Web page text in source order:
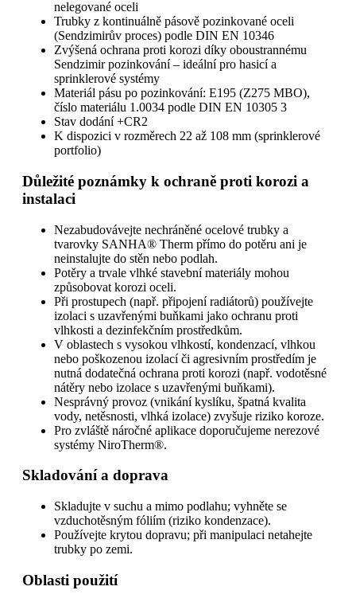
nelegované oceli
Trubky z kontinuálně pásově pozinkované oceli
(Sendzimirův proces) podle DIN EN 10346
Zvýšená ochrana proti korozi díky oboustrannému
Sendzimir pozinkování – ideální pro hasicí a
sprinklerové systémy
Materiál pásu po pozinkování: E195 (Z275 MBO),
číslo materiálu 1.0034 podle DIN EN 10305 3
Stav dodání +CR2
K dispozici v rozměrech 22 až 108 mm (sprinklerové
portfolio)
Důležité poznámky k ochraně proti korozi a
instalaci
Nezabudovávejte nechráněné ocelové trubky a
tvarovky SANHA® Therm přímo do potěru ani je
neinstalujte do stěn nebo podlah.
Potěry a trvale vlhké stavební materiály mohou
způsobovat korozi oceli.
Při prostupech (např. připojení radiátorů) používejte
izolaci s uzavřenými buňkami jako ochranu proti
vlhkosti a dezinfekčním prostředkům.
V oblastech s vysokou vlhkostí, kondenzací, vlhkou
nebo poškozenou izolací či agresivním prostředím je
nutná dodatečná ochrana proti korozi (např. vodotěsné
nátěry nebo izolace s uzavřenými buňkami).
Nesprávný provoz (vnikání kyslíku, špatná kvalita
vody, netěsnosti, vlhká izolace) zvyšuje riziko koroze.
Pro zvláště náročné aplikace doporučujeme nerezové
systémy NiroTherm®.
Skladování a doprava
Skladujte v suchu a mimo podlahu; vyhněte se
vzduchotěsným fóliím (riziko kondenzace).
Používejte krytou dopravu; při manipulaci netahejte
trubky po zemi.
Oblasti použití